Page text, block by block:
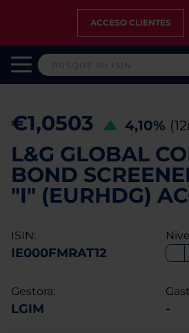
ACCESO CLIENTES
€1,0503 4,10%
L&G GLOBAL
BOND
"I" (EURHDG)
ISIN:
IE000FMRAT12
Gestora:
LGIM -